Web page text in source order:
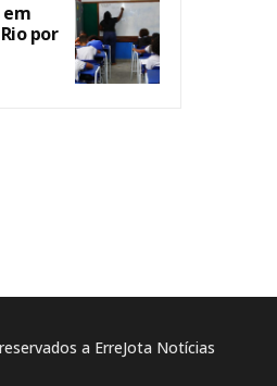
em
por
a ErreJota Notícias